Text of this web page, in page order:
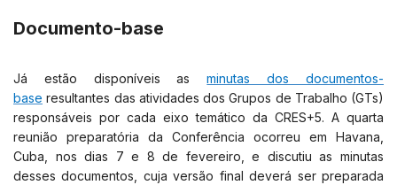
Documento-base
Já estão disponíveis asminutas dos documentos-
base resultantes das atividades dos Grupos de Trabalho (GTs)
responsáveis por cada eixo temático da CRES+5. A quarta
reunião preparatória da Conferência ocorreu em Havana,
Cuba, nos dias 7 e 8 de fevereiro, e discutiu as minutas
desses documentos, cuja versão final deverá ser preparada